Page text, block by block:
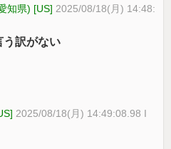
知県) [US] 2025/08/18(月) 14:48:
う訳がない
2025/08/18(月) 14:49:08.98 I